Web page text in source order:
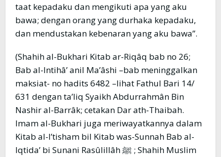
taat kepadaku dan mengikuti apa yang aku
bawa; dengan orang yang durhaka kepadaku,
dan mendustakan kebenaran yang aku bawa”.
(Shahih al-Bukhari Kitab ar-Riqâq bab no 26;
Bab al-Intihâ’ anil Ma’âshi –bab meninggalkan
maksiat- no hadits 6482 –lihat Fathul Bari 14/
631 dengan ta’liq Syaikh Abdurrahmân Bin
Nashir al-Barrâk; cetakan Dar ath-Thaibah.
Imam al-Bukhari juga meriwayatkannya dalam
Kitab al-I’tisham bil Kitab was-Sunnah Bab al-
Iqtida’ bi Sunani Rasûlillâh ﷺ ; Shahih Muslim